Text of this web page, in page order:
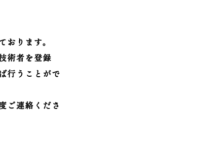
ります。
術者を登録
行うことがで
ご連絡くださ